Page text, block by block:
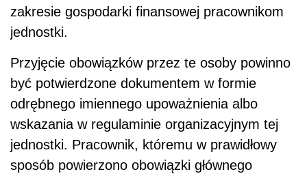
zakresie gospodarki finansowej pracownikom
jednostki.
Przyjęcie obowiązków przez te osoby powinno
być potwierdzone dokumentem w formie
odrębnego imiennego upoważnienia albo
wskazania w regulaminie organizacyjnym tej
jednostki. Pracownik, któremu w prawidłowy
sposób powierzono obowiązki głównego